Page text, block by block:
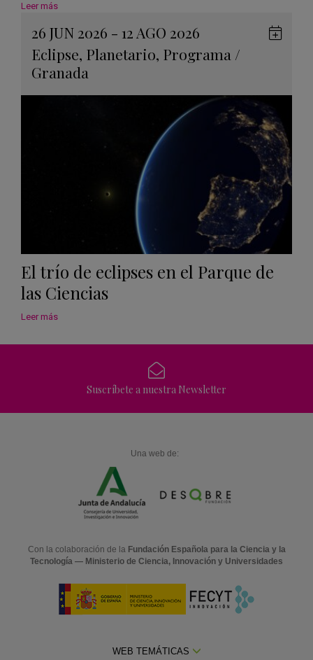
Leer más
26 JUN 2026 - 12 AGO 2026
Eclipse, Planetario, Programa /
Granada
El trío de eclipses en el Parque de
las Ciencias
Leer más
Suscríbete a nuestra Newsletter
Una web de:
Con la colaboración de la Fundación Española para la Ciencia y la
Tecnología — Ministerio de Ciencia, Innovación y Universidades
WEB TEMÁTICAS